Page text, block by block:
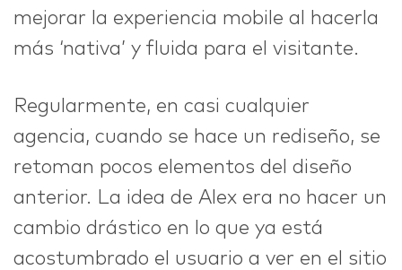
mejorar la experiencia mobile al hacerla
más ‘nativa’ y fluida para el visitante.
Regularmente, en casi cualquier
agencia, cuando se hace un rediseño, se
retoman pocos elementos del diseño
anterior. La idea de Alex era no hacer un
cambio drástico en lo que ya está
acostumbrado el usuario a ver en el sitio